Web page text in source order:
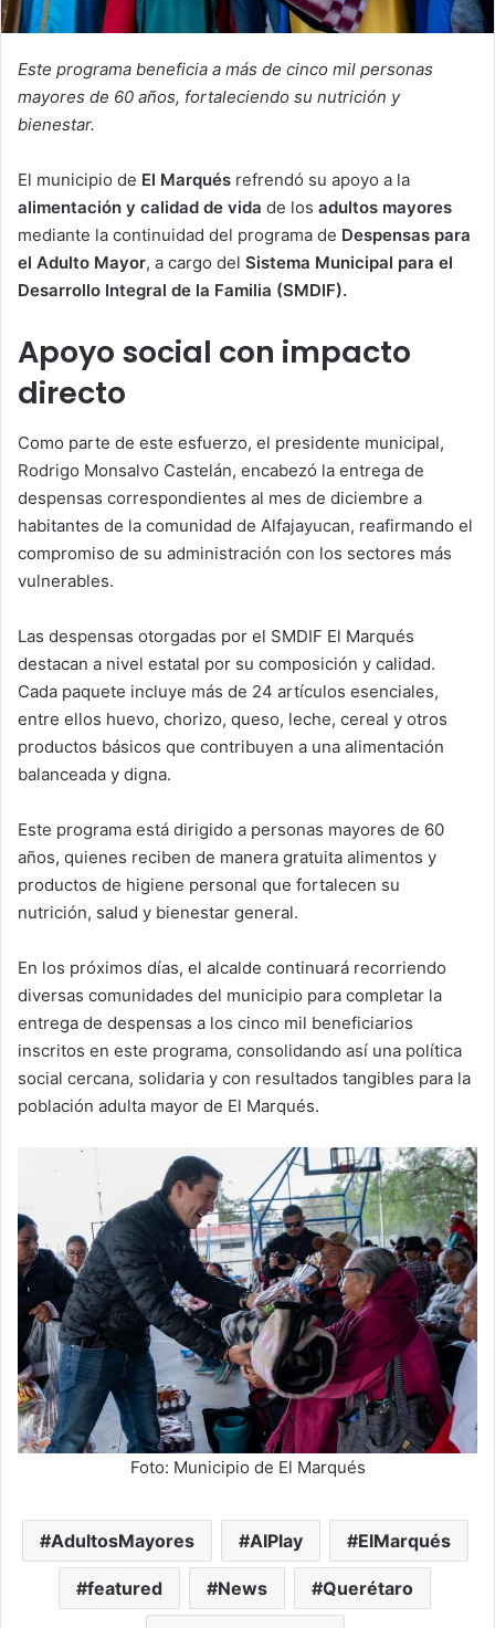
Este programa beneficia a más de cinco mil personas
mayores de 60 años, fortaleciendo su nutrición y
bienestar.
El municipio de El Marqués refrendó su apoyo a la
alimentación y calidad de vida de los adultos mayores
mediante la continuidad del programa de Despensas para
el Adulto Mayor, a cargo del Sistema Municipal para el
Desarrollo Integral de la Familia (SMDIF).
Apoyo social con impacto
directo
Como parte de este esfuerzo, el presidente municipal,
Rodrigo Monsalvo Castelán, encabezó la entrega de
despensas correspondientes al mes de diciembre a
habitantes de la comunidad de Alfajayucan, reafirmando el
compromiso de su administración con los sectores más
vulnerables.
Las despensas otorgadas por el SMDIF El Marqués
destacan a nivel estatal por su composición y calidad.
Cada paquete incluye más de 24 artículos esenciales,
entre ellos huevo, chorizo, queso, leche, cereal y otros
productos básicos que contribuyen a una alimentación
balanceada y digna.
Este programa está dirigido a personas mayores de 60
años, quienes reciben de manera gratuita alimentos y
productos de higiene personal que fortalecen su
nutrición, salud y bienestar general.
En los próximos días, el alcalde continuará recorriendo
diversas comunidades del municipio para completar la
entrega de despensas a los cinco mil beneficiarios
inscritos en este programa, consolidando así una política
social cercana, solidaria y con resultados tangibles para la
población adulta mayor de El Marqués.
Foto: Municipio de El Marqués
AdultosMayores AIPlay ElMarqués
featured News Querétaro